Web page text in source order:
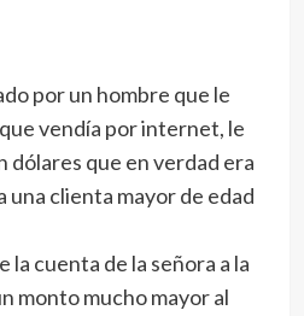
por un hombre que le
vendía por internet, le
dólares que en verdad era
una clienta mayor de edad
cuenta de la señora a la
monto mucho mayor al